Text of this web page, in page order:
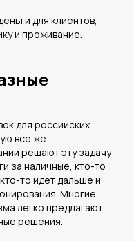
для клиентов,
и проживание.
для российских
все же
решают эту задачу
за наличные, кто-то
то идет дальше и
Многие
легко предлагают
решения.